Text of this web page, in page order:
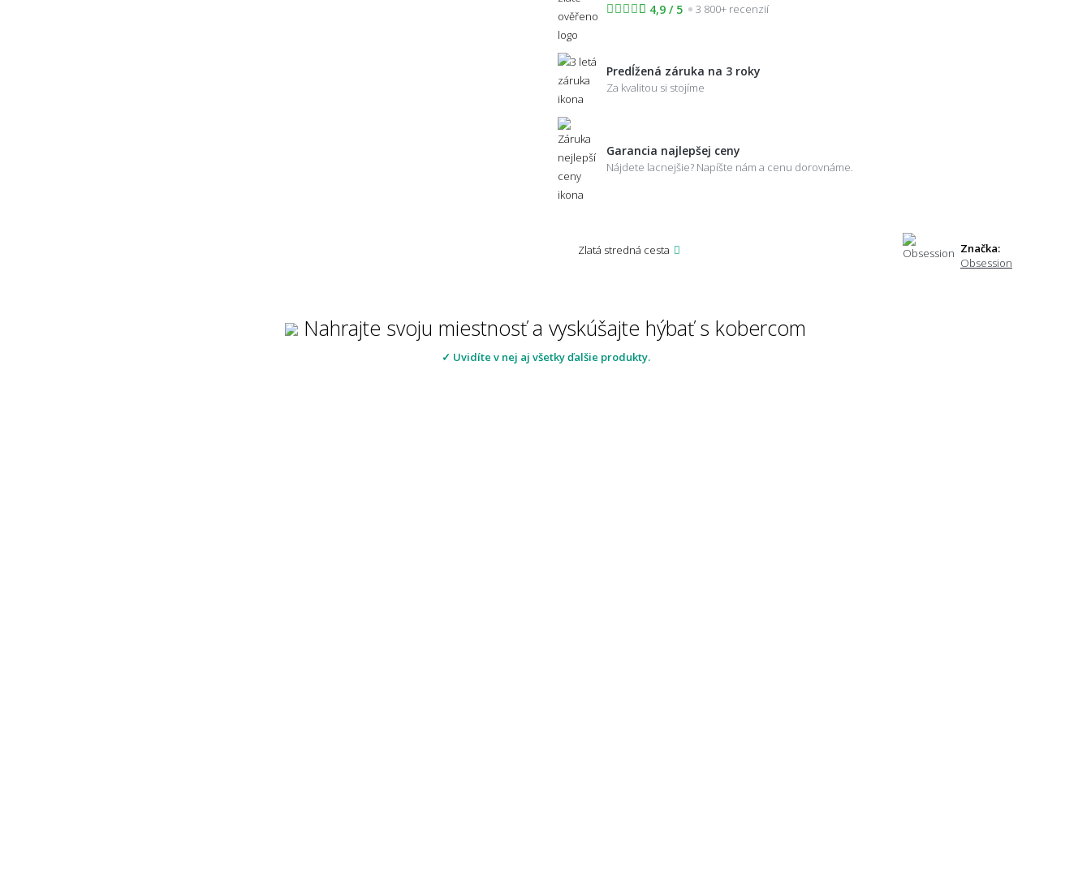
4,9 / 5
3 800+ recenzií
Predĺžená záruka na 3 roky
Za kvalitou si stojíme
Garancia najlepšej ceny
Nájdete lacnejšie? Napíšte nám a cenu dorovnáme.
Zlatá stredná cesta
Značka:
Obsession
Nahrajte svoju miestnosť a vyskúšajte hýbať s kobercom
✓ Uvidíte v nej aj všetky ďalšie produkty.